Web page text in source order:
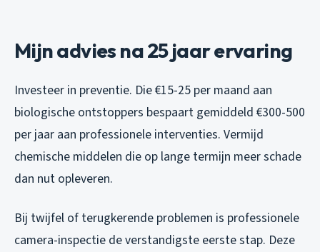
Mijn advies na 25 jaar ervaring
Investeer in preventie. Die €15-25 per maand aan
biologische ontstoppers bespaart gemiddeld €300-500
per jaar aan professionele interventies. Vermijd
chemische middelen die op lange termijn meer schade
dan nut opleveren.
Bij twijfel of terugkerende problemen is professionele
camera-inspectie de verstandigste eerste stap. Deze